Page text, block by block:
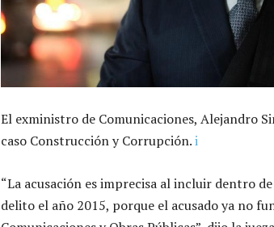
El exministro de Comunicaciones, Alejandro
caso Construcción y Corrupción.i
“La acusación es imprecisa al incluir dentro
delito el año 2015, porque el acusado ya no